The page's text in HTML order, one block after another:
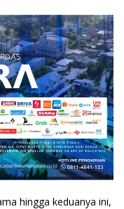
hingga keduanya ini,